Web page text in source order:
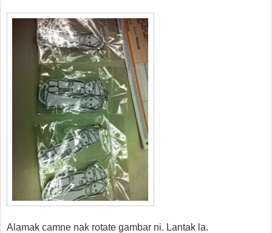
Alamak camne nak rotate gambar ni. Lantak la.